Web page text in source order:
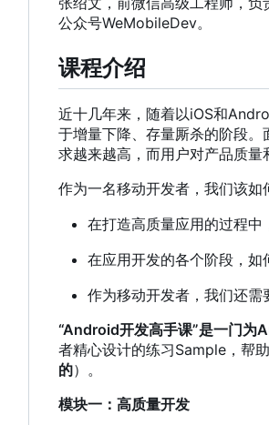
公众号WeMobileDev。
课程介绍
近十几年来 ， 随着以iOS和
于增量下降、存量厮杀的阶段
求越来越高 ， 而用户对产品质量
作为一名移动开发者，我们该如
在打造高质量应用的过程中
在应用开发的各个阶段，如
作为移动开发者，我们还需
“Android开发高手课”是一门为
者精心设计的练习Sample ， 帮
的）。
模块一：高质量开发